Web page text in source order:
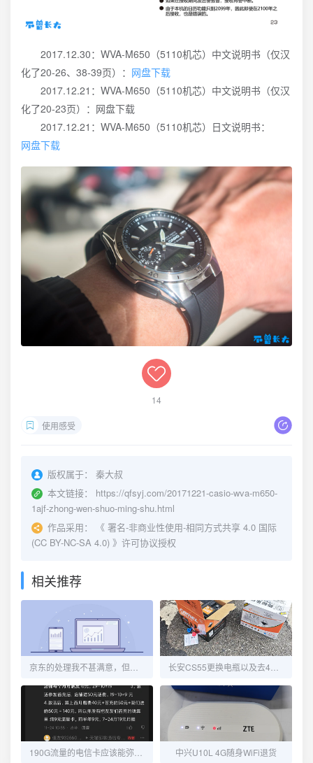
2017.12.30：WVA-M650（5110机芯）中文说明书（仅汉
化了20-26、38-39页）： 网盘下载
2017.12.21：WVA-M650（5110机芯）中文说明书（仅汉
化了20-23页）：网盘下载
2017.12.21：WVA-M650（5110机芯）日文说明书：
网盘下载
14
使用感受
版权属于：
秦大叔
本文链接：
https://qfsyj.com/20171221-casio-wva-m650-
1ajf-zhong-wen-shuo-ming-shu.html
作品采用：
《 署名-非商业性使用-相同方式共享 4.0 国际
(CC BY-NC-SA 4.0) 》许可协议授权
相关推荐
中兴U10L 4G随身WiFi退货